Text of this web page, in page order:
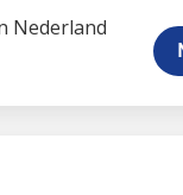
Nederland